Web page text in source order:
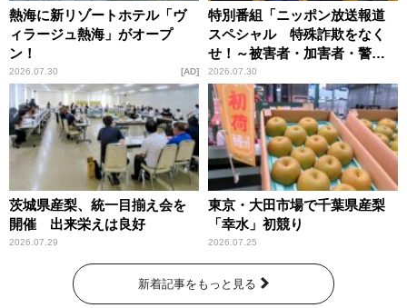
熱海に新リゾートホテル「ヴ
ィラージュ熱海」がオープ
ン！
2026.07.30 AD
特別番組「ニッポン放送報道
スペシャル 特殊詐欺をなく
せ！～被害者・加害者・警視
庁が語るトクリュウの実態
～」放送
2026.07.30
茨城県産梨、統一目揃え会を
開催 出来栄えは良好
2026.07.29
東京・大田市場で千葉県産梨
「幸水」初競り
2026.07.25
新着記事をもっと見る